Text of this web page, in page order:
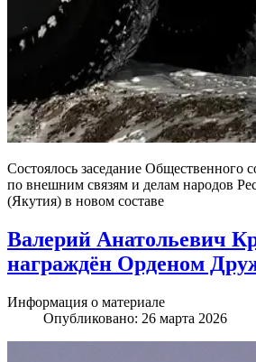
Состоялось заседание Общественного
по внешним связям и делам народов
(Якутия) в новом составе
Валерий Анатольевич
награждён Орденом
Информация о материале
Опубликовано: 26 марта 2026